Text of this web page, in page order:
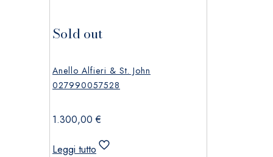
Sold out
Anello Alfieri & St. John
027990057528
1.300,00€
Leggi tutto